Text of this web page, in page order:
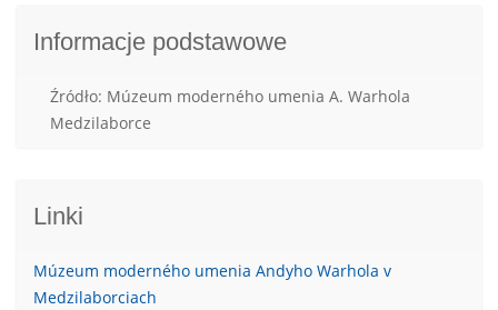
Informacje podstawowe
Źródło: Múzeum moderného umenia A. Warhola
Medzilaborce
Linki
Múzeum moderného umenia Andyho Warhola v
Medzilaborciach